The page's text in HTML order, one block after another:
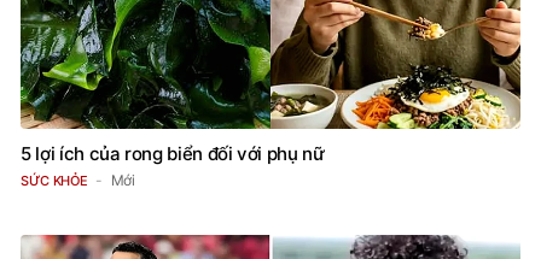
5 lợi ích của rong biển đối với phụ nữ
SỨC KHỎE Mới